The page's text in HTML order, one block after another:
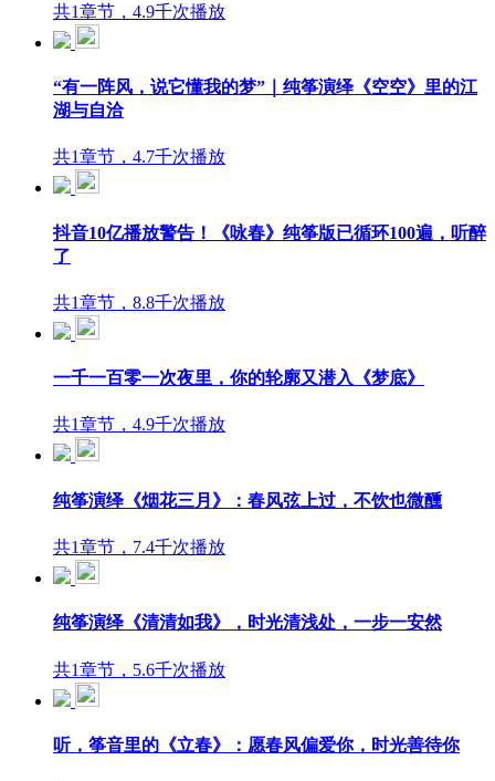
共1章节，4.9千次播放
“有一阵风，说它懂我的梦”｜纯筝演绎《空空》里的江
湖与自洽
共1章节，4.7千次播放
抖音10亿播放警告！《咏春》纯筝版已循环100遍，听醉
了
共1章节，8.8千次播放
一千一百零一次夜里，你的轮廓又潜入《梦底》
共1章节，4.9千次播放
纯筝演绎《烟花三月》：春风弦上过，不饮也微醺
共1章节，7.4千次播放
纯筝演绎《清清如我》，时光清浅处，一步一安然
共1章节，5.6千次播放
听，筝音里的《立春》：愿春风偏爱你，时光善待你